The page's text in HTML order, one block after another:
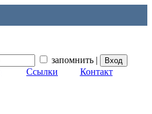
запомнить |
Ссылки Контакт